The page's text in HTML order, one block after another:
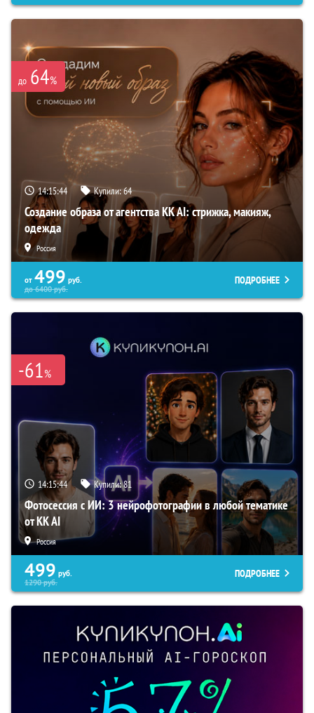
до 64%
14:15:43 Купили:64
Создание образа от агентства KK AI: стрижка, макияж,
одежда
Россия
от 499 руб.
до6400руб.
ПОДРОБНЕЕ
-61%
14:15:43 Купили:81
Фотосессия с ИИ: 3 нейрофотографии в любой тематике
от KK AI
Россия
499 руб.
1290руб.
ПОДРОБНЕЕ